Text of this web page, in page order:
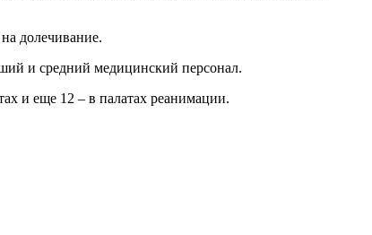
долечивание.
и средний медицинский персонал.
и еще 12 – в палатах реанимации.